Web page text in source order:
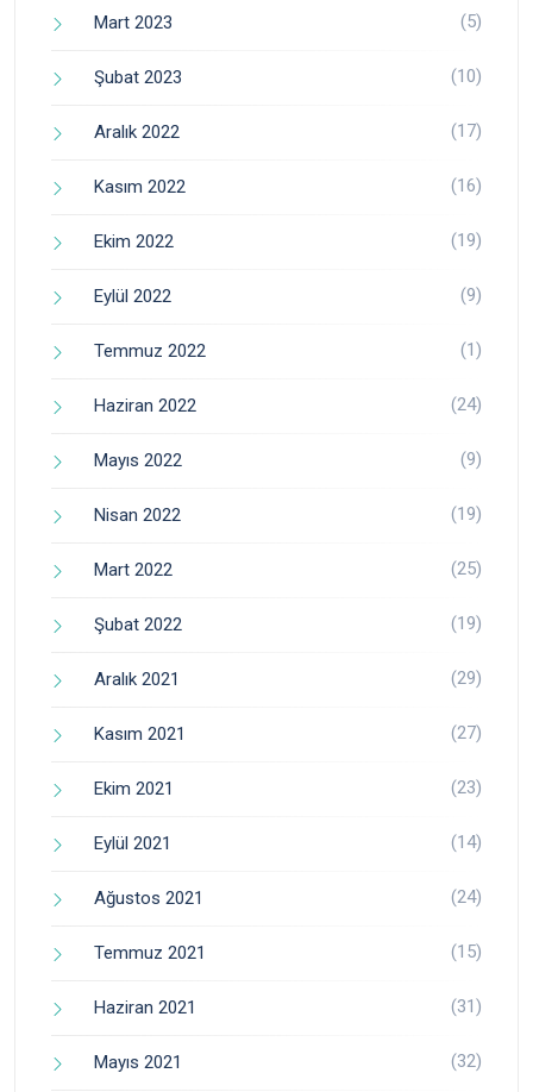
Mart 2023 (5)
Şubat 2023 (10)
Aralık 2022 (17)
Kasım 2022 (16)
Ekim 2022 (19)
Eylül 2022 (9)
Temmuz 2022 (1)
Haziran 2022 (24)
Mayıs 2022 (9)
Nisan 2022 (19)
Mart 2022 (25)
Şubat 2022 (19)
Aralık 2021 (29)
Kasım 2021 (27)
Ekim 2021 (23)
Eylül 2021 (14)
Ağustos 2021 (24)
Temmuz 2021 (15)
Haziran 2021 (31)
Mayıs 2021 (32)